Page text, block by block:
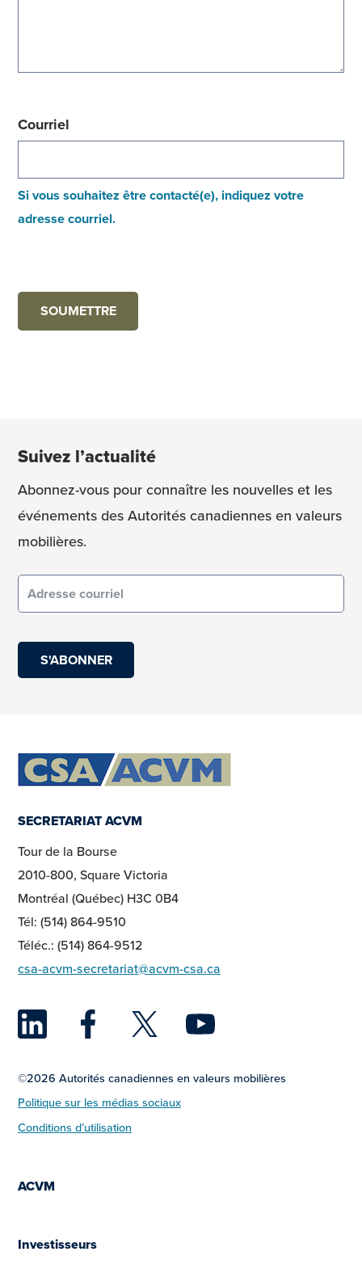
Courriel
Si vous souhaitez être contacté(e), indiquez votre
adresse courriel.
Suivez l’actualité
Abonnez-vous pour connaître les nouvelles et les
événements des Autorités canadiennes en valeurs
mobilières.
Courriel
(obligatoire)
SECRETARIAT ACVM
Tour de la Bourse
2010-800, Square Victoria
Montréal (Québec) H3C 0B4
Tél: (514) 864-9510
Téléc.: (514) 864-9512
csa-acvm-secretariat@acvm-csa.ca
LinkedIn
Facebook
Twitter
©2026 Autorités canadiennes en valeurs mobilières
Politique sur les médias sociaux
Conditions d’utilisation
ACVM
Investisseurs